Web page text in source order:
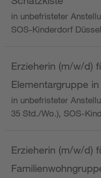
in unbefristeter
SOS-Kinderdorf
Erzieherin (m/w/d)
Elementargruppe
in unbefristeter
35 Std./Wo.), SOS-
Erzieherin (m/w/d)